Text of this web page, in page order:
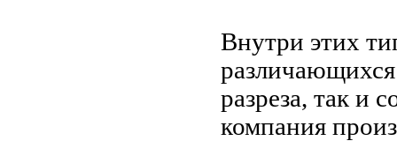
Внутри этих
разреза, так и
компания